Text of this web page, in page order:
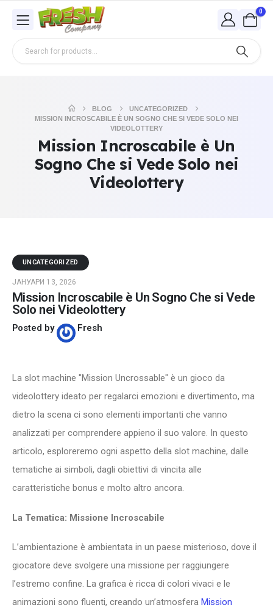
0
BLOG
UNCATEGORIZED
MISSION INCROSCABILE È UN SOGNO CHE SI VEDE SOLO NEI
VIDEOLOTTERY
Mission Incroscabile è Un
Sogno Che si Vede Solo nei
Videolottery
UNCATEGORIZED
ЈАНУАРИ 13, 2026
Mission Incroscabile è Un Sogno Che si Vede
Solo nei Videolottery
Posted by Fresh
La slot machine "Mission Uncrossable" è un gioco da
videolottery ideato per regalarci emozioni e divertimento, ma
dietro la scena ci sono elementi importanti che vanno
analizzati per comprendere appieno il suo valore. In questo
articolo, esploreremo ogni aspetto della slot machine, dalle
tematiche ai simboli, dagli obiettivi di vincita alle
caratteristiche bonus e molto altro ancora.
La Tematica: Missione Incroscabile
L’ambientazione è ambientata in un paese misterioso, dove il
giocatore deve svolgere una missione per raggiungere
l’estremo confine. La grafica è ricca di colori vivaci e le
animazioni sono fluenti, creando un’atmosfera Mission